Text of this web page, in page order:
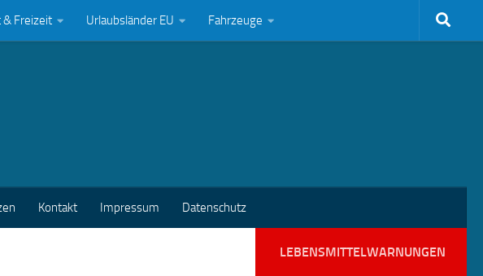
& Freizeit Urlaubsländer EU Fahrzeuge
Kontakt Impressum Datenschutz
LEBENSMITTELWARNUNGEN